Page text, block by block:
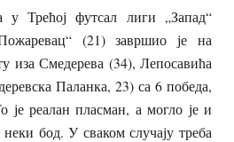
у Трећој футсал лиги „Запад“
(21) завршио је на
иза Смедерева (34), Лепосавића
Паланка, 23) са 6 победа,
је реалан пласман, а могло је и
бод. У сваком случају треба